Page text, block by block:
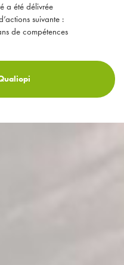
a été délivrée
suivante :
de compétences